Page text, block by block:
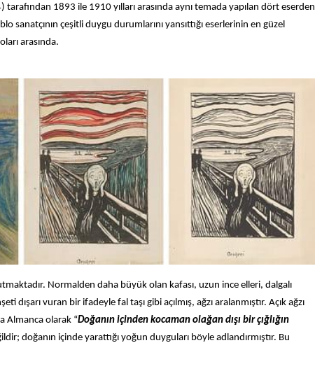
1893 ile 1910 yılları arasında aynı temada yapılan dört eserden
sanatçının çeşitli duygu durumlarını yansıttığı eserlerinin en güzel
arasında.
Normalden daha büyük olan kafası, uzun ince elleri, dalgalı
dışarı vuran bir ifadeyle fal taşı gibi açılmış, ağzı aralanmıştır. Açık ağzı
Almanca olarak “Doğanın içinden kocaman olağan dışı bir çığlığın
doğanın içinde yarattığı yoğun duyguları böyle adlandırmıştır. Bu